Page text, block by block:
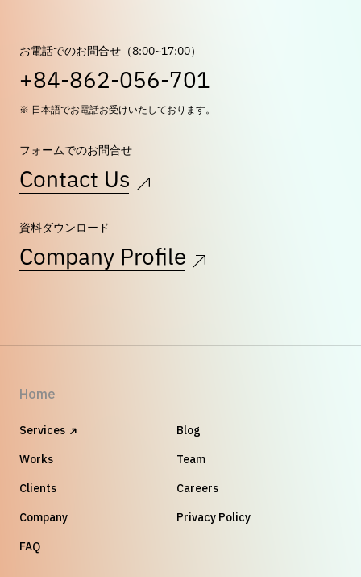
お電話でのお問合せ（8:00~17:00）
+84-862-056-701
※ 日本語でお電話お受けいたしております。
フォームでのお問合せ
Contact Us
資料ダウンロード
Company Profile
Home
Services
Works
Clients
Company
FAQ
Blog
Team
Careers
Privacy Policy